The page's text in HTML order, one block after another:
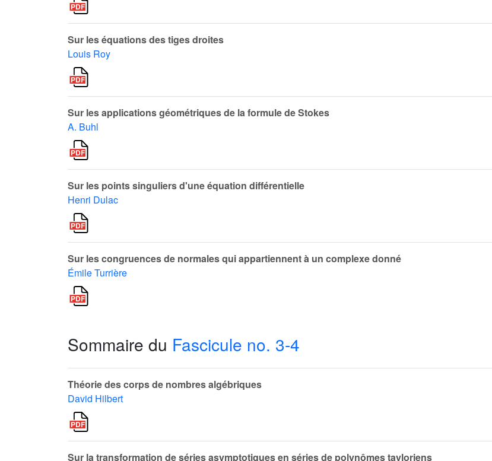
Sur les équations des tiges droites
Louis Roy
Sur les applications géométriques de la formule de Stokes
A. Buhl
Sur les points singuliers d'une équation différentielle
Henri Dulac
Sur les congruences de normales qui appartiennent à un complexe donné
Émile Turrière
Sommaire du Fascicule no. 3-4
Théorie des corps de nombres algébriques
David Hilbert
Sur la transformation de séries asymptotiques en séries de polynômes tayloriens